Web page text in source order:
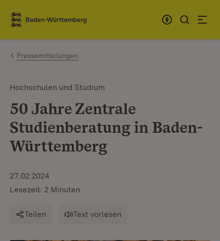
Zum Inhalt springen
Link zur Startseite
Pressemitteilungen
Hochschulen und Studium
50 Jahre Zentrale
Studienberatung in Baden-
Württemberg
27.02.2024
Lesezeit: 2 Minuten
Teilen Text vorlesen